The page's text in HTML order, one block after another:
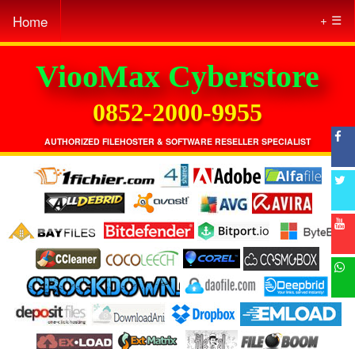
Home ☰
ViooMax Cyberstore
0852-2000-9955
AUTHORIZED FILEHOSTER & SOFTWARE RESELLER SPECIALIST